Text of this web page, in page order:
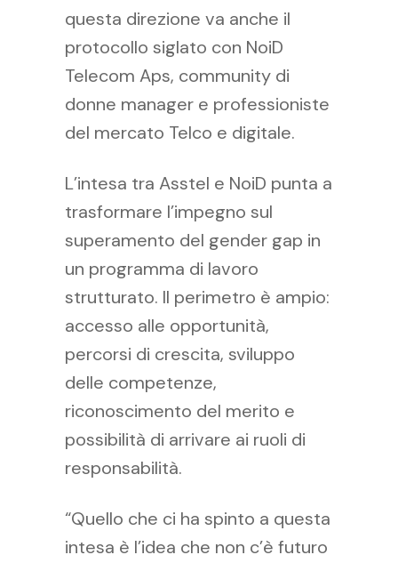
questa direzione va anche il
protocollo siglato con NoiD
Telecom Aps, community di
donne manager e professioniste
del mercato Telco e digitale.
L’intesa tra Asstel e NoiD punta a
trasformare l’impegno sul
superamento del gender gap in
un programma di lavoro
strutturato. Il perimetro è ampio:
accesso alle opportunità,
percorsi di crescita, sviluppo
delle competenze,
riconoscimento del merito e
possibilità di arrivare ai ruoli di
responsabilità.
“Quello che ci ha spinto a questa
intesa è l’idea che non c’è futuro